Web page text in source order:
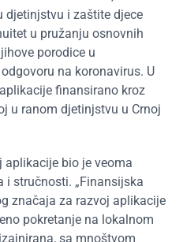
djetinjstvu i zaštite djece
u pružanju osnovnih
porodice u
na koronavirus. U
finansirano kroz
u ranom djetinjstvu u Crnoj
aplikacije bio je veoma
i stručnosti. „Finansijska
značaja za razvoj aplikacije
pokretanje na lokalnom
sa mnoštvom